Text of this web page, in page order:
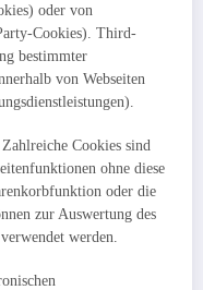
oder von
Cookies). Third-
bestimmter
von Webseiten
Cookies sind
ohne diese
oder die
zur Auswertung des
werden.